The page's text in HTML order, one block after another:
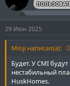
29 Июн 2025
Mioji написал(а):
Будет. У CMI
нестабильный
HuskHomes.